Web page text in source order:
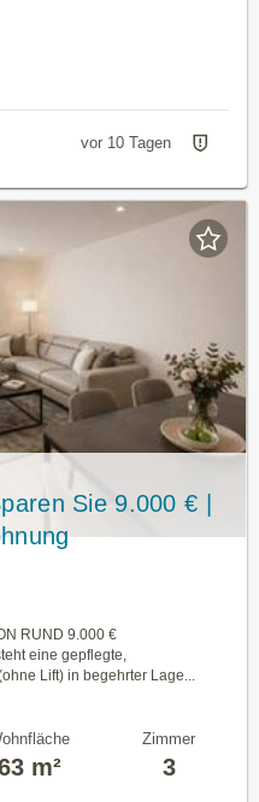
vor 10 Tagen
Sie 9.000 € |
RUND 9.000 €
eine gepflegte,
Lift) in begehrter Lage...
m²
Zimmer
3